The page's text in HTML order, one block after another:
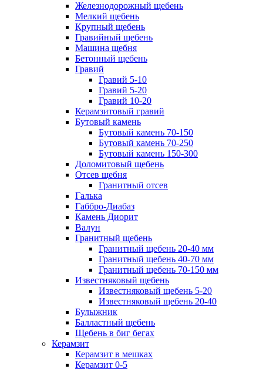
Железнодорожный щебень
Мелкий щебень
Крупный щебень
Гравийный щебень
Машина щебня
Бетонный щебень
Гравий
Гравий 5-10
Гравий 5-20
Гравий 10-20
Керамзитовый гравий
Бутовый камень
Бутовый камень 70-150
Бутовый камень 70-250
Бутовый камень 150-300
Доломитовый щебень
Отсев щебня
Гранитный отсев
Галька
Габбро-Диабаз
Камень Диорит
Валун
Гранитный щебень
Гранитный щебень 20-40 мм
Гранитный щебень 40-70 мм
Гранитный щебень 70-150 мм
Известняковый щебень
Известняковый щебень 5-20
Известняковый щебень 20-40
Булыжник
Балластный щебень
Щебень в биг бегах
Керамзит
Керамзит в мешках
Керамзит 0-5